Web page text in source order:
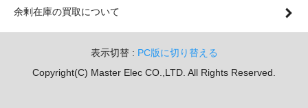
余剰在庫の買取について
表示切替 : PC版に切り替える
Copyright(C) Master Elec CO.,LTD. All Rights Reserved.